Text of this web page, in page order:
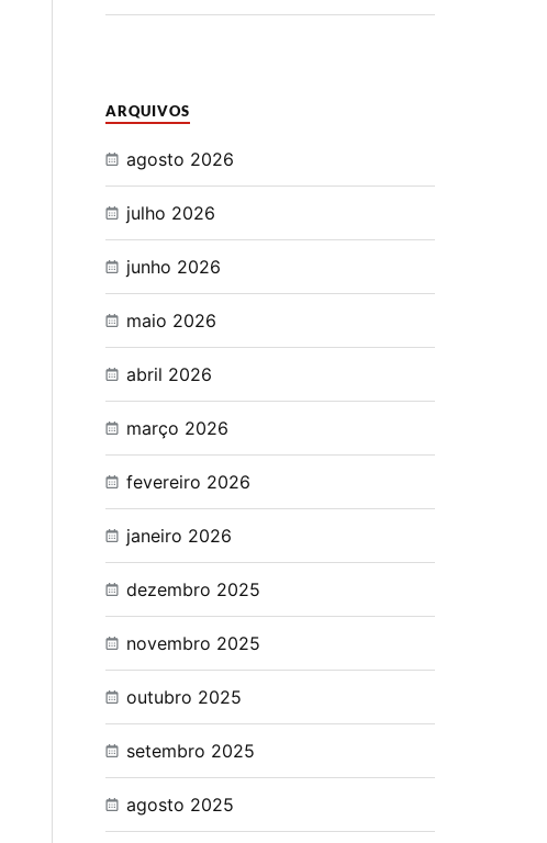
ARQUIVOS
agosto 2026
julho 2026
junho 2026
maio 2026
abril 2026
março 2026
fevereiro 2026
janeiro 2026
dezembro 2025
novembro 2025
outubro 2025
setembro 2025
agosto 2025